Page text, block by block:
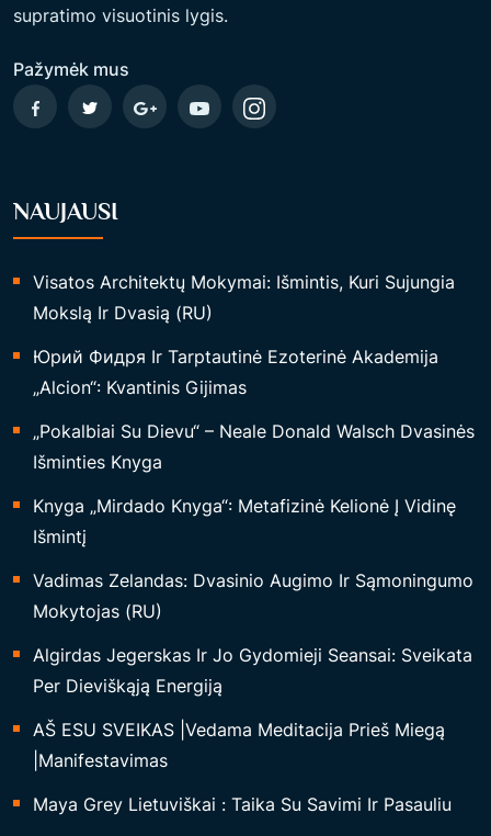
A
Ž
Ą
L
N
Ę
I
N
U
supratimo visuotinis lygis.
Pažymėk mus
NAUJAUSI
Visatos Architektų Mokymai: Išmintis, Kuri Sujungia
Mokslą Ir Dvasią (RU)
Юрий Фидря Ir Tarptautinė Ezoterinė Akademija
„Alcion“: Kvantinis Gijimas
„Pokalbiai Su Dievu“ – Neale Donald Walsch Dvasinės
Išminties Knyga
Knyga „Mirdado Knyga“: Metafizinė Kelionė Į Vidinę
Išmintį
Vadimas Zelandas: Dvasinio Augimo Ir Sąmoningumo
Mokytojas (RU)
Algirdas Jegerskas Ir Jo Gydomieji Seansai: Sveikata
Per Dieviškąją Energiją
AŠ ESU SVEIKAS |Vedama Meditacija Prieš Miegą
|Manifestavimas
Maya Grey Lietuviškai : Taika Su Savimi Ir Pasauliu